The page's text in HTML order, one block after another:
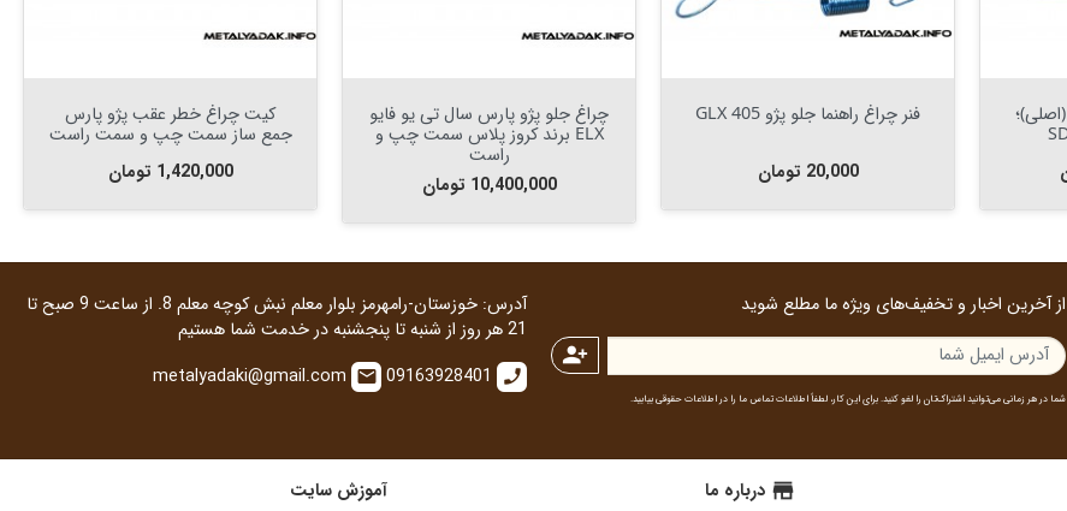
قیمت چراغ جلو پژو 405 جمع ساز
جفت چراغ جلو سمند ال ایکس و
سمند EF7 مارک کروز پلاس چپ و
چراغ خطر عقب پژو 405 GLX
راست جمع ساز
ایکس سمت
از آخرین اخبار و تخفیف‌های ویژه ما مطلع شوید
person_add
شما در هر زمانی می‌توانید اشتراک‌تان را لغو کنید. برای این کار، لطفاً اطلاعات تماس ما را در اطلاعات حقوقی بیابید.
آدرس: خوزستان-رامهرمز بلوار معلم نبش کوچه معلم 8. از ساعت 9 صبح تا
21 هر روز از شنبه تا پنجشنبه در خدمت شما هستیم
call
09163928401
email
store درباره ما
آموزش سایت